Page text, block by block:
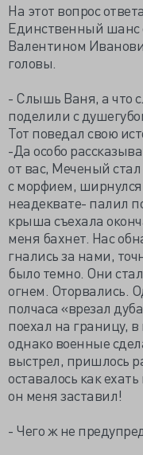
На этот вопрос
Единственный шанс
Валентином
головы.
- Слышь Ваня, а что
поделили с
Тот поведал свою
-Да особо
от вас, Меченый
с морфием,
неадеквате- палил
крыша съехала
меня бахнет. Нас
гнались за нами,
было темно. Они
огнем. Оторвались.
полчаса «врезал
поехал на границу,
однако военные
выстрел, пришлось
оставалось как
он меня заставил!
- Чего ж не